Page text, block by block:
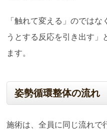
「触れて変える」のでは
うとする反応を引き出す」
ます。
姿勢循環整体の流れ
施術は、全員に同じ流れで